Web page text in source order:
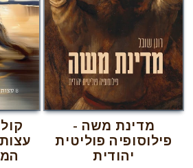
מדינת משה -
פילוסופיה פוליטית
יהודית